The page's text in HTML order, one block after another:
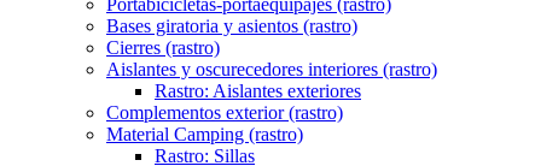
Bases giratoria y asientos (rastro)
Cierres (rastro)
Aislantes y oscurecedores interiores (rastro)
Rastro: Aislantes exteriores
Complementos exterior (rastro)
Material Camping (rastro)
Rastro: Sillas